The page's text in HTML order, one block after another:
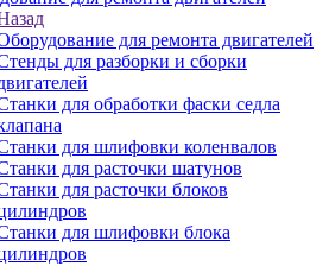
для ремонта двигателей
для разборки и сборки
для обработки фаски седла
для шлифовки коленвалов
для расточки шатунов
для расточки блоков
для шлифовки блока